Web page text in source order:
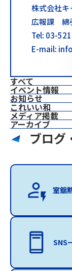
すべて
イベント情報
お知らせ
これいい和
⁨⁩メディア掲載
アーカイブ
株式会社キ
広報課 綿
Tel: 03-
E-mail:
ブログ
室舘
SNS